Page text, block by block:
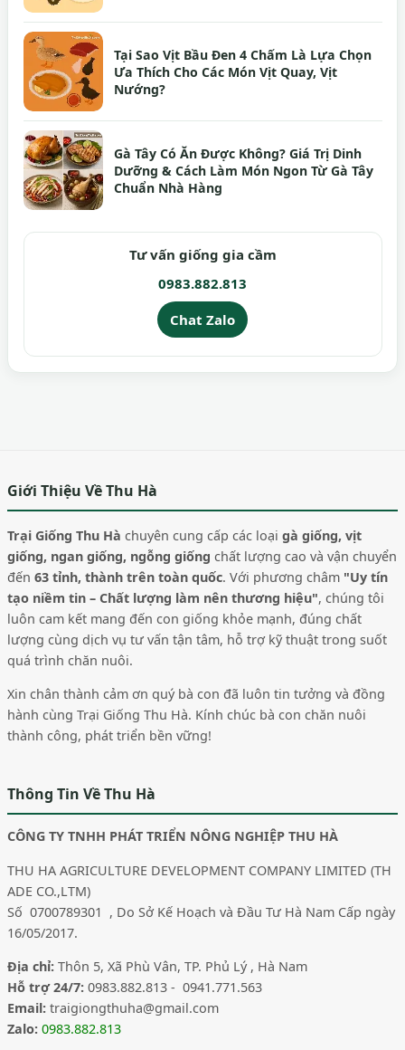
Tại Sao Vịt Bầu Đen 4 Chấm Là Lựa Chọn
Ưa Thích Cho Các Món Vịt Quay, Vịt
Nướng?
Gà Tây Có Ăn Được Không? Giá Trị Dinh
Dưỡng & Cách Làm Món Ngon Từ Gà Tây
Chuẩn Nhà Hàng
Tư vấn giống gia cầm
0983.882.813
Chat Zalo
Giới Thiệu Về Thu Hà
Trại Giống Thu Hà chuyên cung cấp các loại gà giống, vịt
giống, ngan giống, ngỗng giống chất lượng cao và vận chuyển
đến 63 tỉnh, thành trên toàn quốc. Với phương châm "Uy tín
tạo niềm tin – Chất lượng làm nên thương hiệu", chúng tôi
luôn cam kết mang đến con giống khỏe mạnh, đúng chất
lượng cùng dịch vụ tư vấn tận tâm, hỗ trợ kỹ thuật trong suốt
quá trình chăn nuôi.
Xin chân thành cảm ơn quý bà con đã luôn tin tưởng và đồng
hành cùng Trại Giống Thu Hà. Kính chúc bà con chăn nuôi
thành công, phát triển bền vững!
Thông Tin Về Thu Hà
CÔNG TY TNHH PHÁT TRIỂN NÔNG NGHIỆP THU HÀ
THU HA AGRICULTURE DEVELOPMENT COMPANY LIMITED (TH
ADE CO.,LTM)
Số 0700789301 , Do Sở Kế Hoạch và Đầu Tư Hà Nam Cấp ngày
16/05/2017.
Địa chỉ: Thôn 5, Xã Phù Vân, TP. Phủ Lý , Hà Nam
Hỗ trợ 24/7: 0983.882.813 - 0941.771.563
Email: traigiongthuha@gmail.com
Zalo: 0983.882.813